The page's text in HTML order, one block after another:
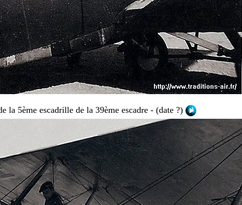
la 5ème escadrille de la 39ème escadre - (date ?)